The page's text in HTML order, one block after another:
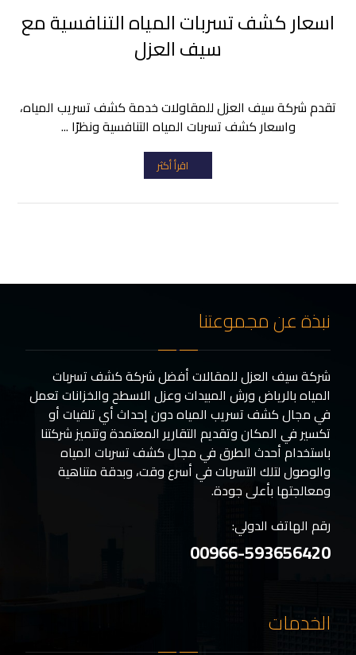
اسعار كشف تسربات المياه التنافسية مع
سيف العزل
تقدم شركة سيف العزل للمقاولات خدمة كشف تسريب المياه،
واسعار كشف تسربات المياه التنافسية ونظرًا ...
اقرأ أكثر
نبذة عن مجموعتنا
شركة سيف العزل للمقالات أفضل شركة كشف تسربات
المياه بالرياض ورش المبيدات وعزل الاسطح والخزانات تعمل
في مجال كشف تسريب المياه دون إحداث أي تلفيات أو
تكسير في المكان وتقديم التقارير المعتمدة وتتميز شركتنا
باستخدام أحدث الطرق في مجال كشف تسربات المياه
والوصول لتلك التسربات في أسرع وقت، وبدقة متناهية
ومعالجتها بأعلى جودة.
رقم الهاتف الدولي:
00966-593656420
الخدمات